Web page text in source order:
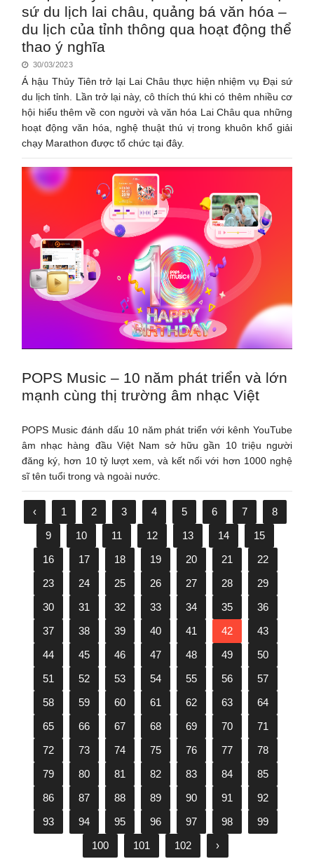
sứ du lịch lai châu, quảng bá văn hóa –
du lịch của tỉnh thông qua hoạt động thể
thao ý nghĩa
30/03/2023
Á hậu Thủy Tiên trở lại Lai Châu thực hiện nhiệm vụ Đại sứ
du lịch tỉnh. Lần trở lại này, cô thích thú khi có thêm nhiều cơ
hội hiểu thêm về con người và văn hóa Lai Châu qua những
hoạt động văn hóa, nghệ thuật thú vị trong khuôn khổ giải
chạy Marathon được tổ chức tại đây.
POPS Music – 10 năm phát triển và lớn
mạnh cùng thị trường âm nhạc Việt
POPS Music đánh dấu 10 năm phát triển với kênh YouTube
âm nhạc hàng đầu Việt Nam sở hữu gần 10 triệu người
đăng ký, hơn 10 tỷ lượt xem, và kết nối với hơn 1000 nghệ
sĩ tên tuổi trong và ngoài nước.
‹ 1 2 3 4 5 6 7
8
9
10 11 12 13 14
15
16
17 18 19 20 21
22
23
24 25 26 27 28
29
30
31 32 33 34 35
36
37
38 39 40 41 42
43
44
45 46 47 48 49
50
51
52 53 54 55 56
57
58
59 60 61 62 63
64
65
66 67 68 69 70
71
72
73 74 75 76 77
78
79
80 81 82 83 84
85
86
87 88 89 90 91
92
93
94 95 96 97 98
99
100
101 102 ›